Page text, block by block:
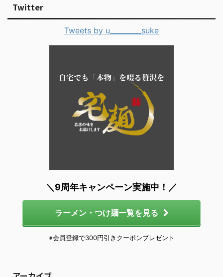
Twitter
Tweets by u_________suke
＼9周年キャンペーン実施中！／
ラーメン・つけ麺一覧を見る
※会員登録で300円引きクーポンプレゼント